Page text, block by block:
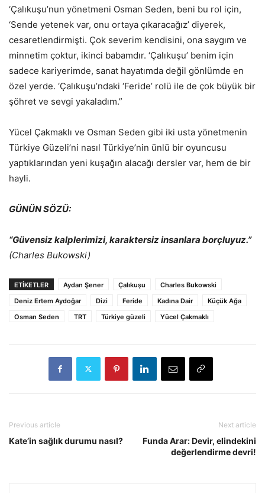
‘Çalıkuşu’nun yönetmeni Osman Seden, beni bu rol için,
‘Sende yetenek var, onu ortaya çıkaracağız’ diyerek,
cesaretlendirmişti. Çok severim kendisini, ona saygım ve
minnetim çoktur, ikinci babamdır. ‘Çalıkuşu’ benim için
sadece kariyerimde, sanat hayatımda değil gönlümde en
özel yerde. ‘Çalıkuşu’ndaki ‘Feride’ rolü ile de çok büyük bir
şöhret ve sevgi yakaladım.”
Yücel Çakmaklı ve Osman Seden gibi iki usta yönetmenin
Türkiye Güzeli’ni nasıl Türkiye’nin ünlü bir oyuncusu
yaptıklarından yeni kuşağın alacağı dersler var, hem de bir
hayli.
GÜNÜN SÖZÜ:
“Güvensiz kalplerimizi, karaktersiz insanlara borçluyuz.”
(Charles Bukowski)
ETİKETLER Aydan Şener Çalıkuşu
Charles Bukowski
Deniz Ertem Aydoğar
Dizi Feride Kadına Dair
Küçük Ağa
Osman Seden
TRT Türkiye güzeli Yücel Çakmaklı
Previous article
Kate’in sağlık durumu nasıl?
Next article
Funda Arar: Devir, elindekini
değerlendirme devri!